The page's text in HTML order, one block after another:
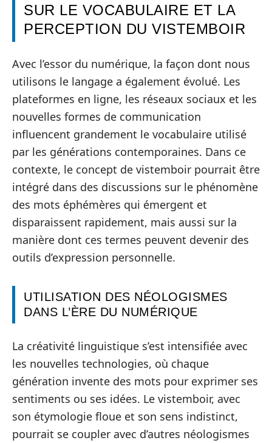
SUR LE VOCABULAIRE ET LA
PERCEPTION DU VISTEMBOIR
Avec l’essor du numérique, la façon dont nous
utilisons le langage a également évolué. Les
plateformes en ligne, les réseaux sociaux et les
nouvelles formes de communication
influencent grandement le vocabulaire utilisé
par les générations contemporaines. Dans ce
contexte, le concept de vistemboir pourrait être
intégré dans des discussions sur le phénomène
des mots éphémères qui émergent et
disparaissent rapidement, mais aussi sur la
manière dont ces termes peuvent devenir des
outils d’expression personnelle.
UTILISATION DES NÉOLOGISMES
DANS L’ÈRE DU NUMÉRIQUE
La créativité linguistique s’est intensifiée avec
les nouvelles technologies, où chaque
génération invente des mots pour exprimer ses
sentiments ou ses idées. Le vistemboir, avec
son étymologie floue et son sens indistinct,
pourrait se coupler avec d’autres néologismes